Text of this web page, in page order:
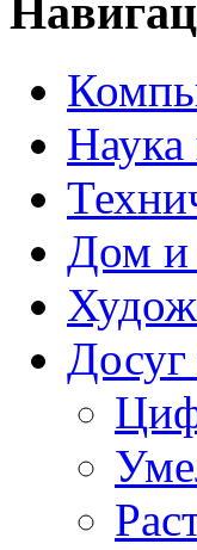
Наука
Дом и